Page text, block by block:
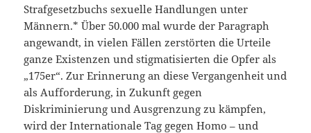
Strafgesetzbuchs sexuelle Handlungen unter
Männern.* Über 50.000 mal wurde der Paragraph
angewandt, in vielen Fällen zerstörten die Urteile
ganze Existenzen und stigmatisierten die Opfer als
„175er“. Zur Erinnerung an diese Vergangenheit und
als Aufforderung, in Zukunft gegen
Diskriminierung und Ausgrenzung zu kämpfen,
wird der Internationale Tag gegen Homo – und